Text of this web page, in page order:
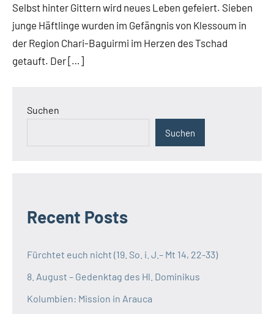
Selbst hinter Gittern wird neues Leben gefeiert. Sieben
junge Häftlinge wurden im Gefängnis von Klessoum in
der Region Chari-Baguirmi im Herzen des Tschad
getauft. Der […]
Suchen
Suchen
Recent Posts
Fürchtet euch nicht (19. So. i. J.– Mt 14, 22-33)
8. August – Gedenktag des Hl. Dominikus
Kolumbien: Mission in Arauca